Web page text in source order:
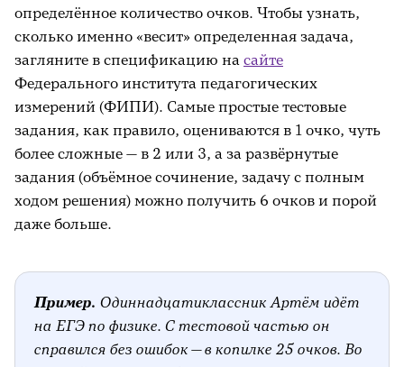
определённое количество очков. Чтобы узнать,
сколько именно «весит» определенная задача,
загляните в спецификацию на сайте
Федерального института педагогических
измерений (ФИПИ). Самые простые тестовые
задания, как правило, оцениваются в 1 очко, чуть
более сложные — в 2 или 3, а за развёрнутые
задания (объёмное сочинение, задачу с полным
ходом решения) можно получить 6 очков и порой
даже больше.
Пример. Одиннадцатиклассник Артём идёт
на ЕГЭ по физике. С тестовой частью он
справился без ошибок — в копилке 25 очков. Во